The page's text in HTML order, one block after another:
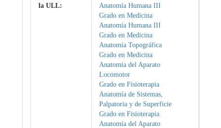
la ULL:
Anatomía Humana III
Grado en Medicina
Anatomía Humana III
Grado en Medicina
Anatomía Topográfica
Grado en Medicina
Anatomía del Aparato
Locomotor
Grado en Fisioterapia
Anatomía de Sistemas,
Palpatoria y de Superficie
Grado en Fisioterapia
Anatomía del Aparato